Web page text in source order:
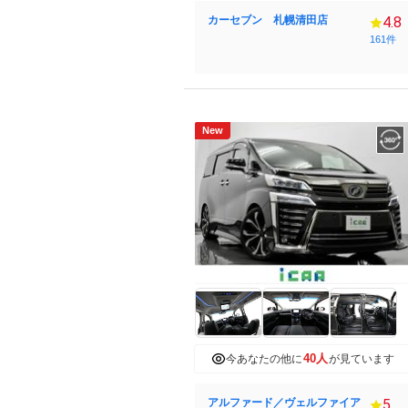
カーセブン 札幌清田店 4.8
161件
New
今あなたの他に40人が見ています
アルファード／ヴェルファイア